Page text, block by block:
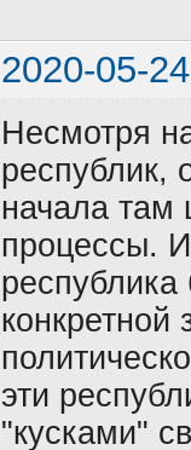
2020-05-
Несмотря
республик,
начала там
процессы.
конкретной
эти
"кусками"